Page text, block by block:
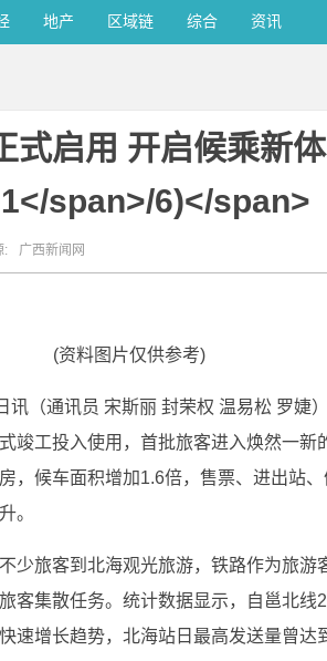
地产 区域链 综合 资讯
式启用 开启候乘
span>/6)</span>
: 广西新闻网
(资料图片仅供参考)
讯（通讯员 宋斯丽 封荣权 温易松 罗婕
竣工投入使用，首批旅客进入焕然一新
，候车面积增加1.6倍，售票、进出站
。
少旅客到北海观光旅游，铁路作为旅游
客集散任务。统计数据显示，自邕北线
速增长趋势，北海站日最高发送量曾达